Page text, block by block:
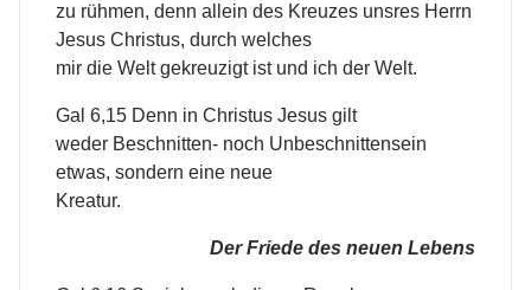
zu rühmen, denn allein des Kreuzes unsres Herrn
Jesus Christus, durch welches
mir die Welt gekreuzigt ist und ich der Welt.
Gal 6,15 Denn in Christus Jesus gilt
weder Beschnitten- noch Unbeschnittensein
etwas, sondern eine neue
Kreatur.
Der Friede des neuen Lebens